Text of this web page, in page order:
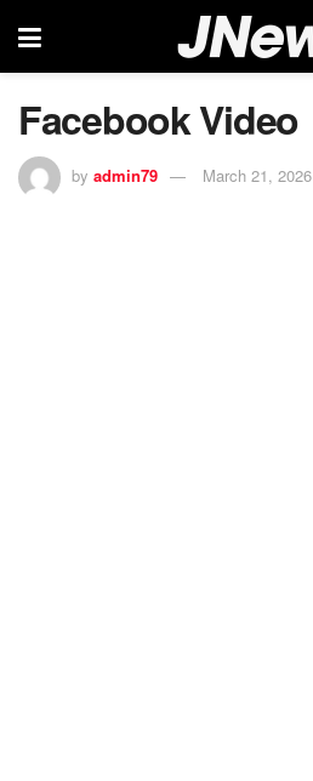
Facebook Video
by admin79 March 21, 2026